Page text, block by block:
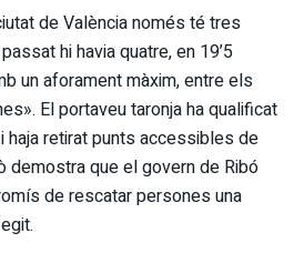
de València només té tres
hi havia quatre, en 19’5
un aforament màxim, entre els
El portaveu taronja ha qualificat
haja retirat punts accessibles de
demostra que el govern de Ribó
de rescatar persones una